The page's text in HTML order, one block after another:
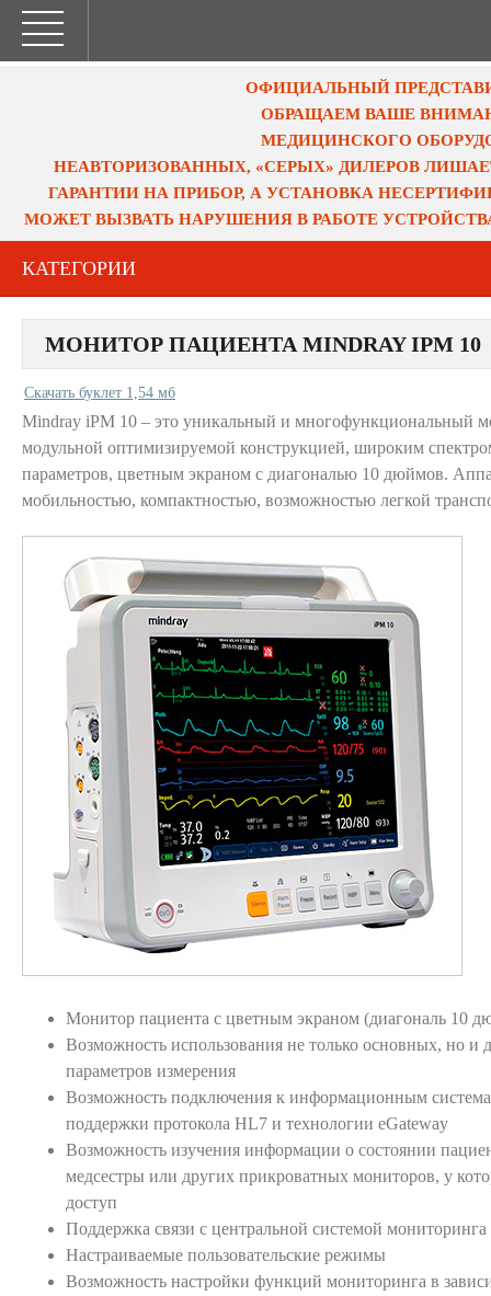
ОФИЦИАЛЬНЫЙ
ОБРАЩАЕМ ВАШЕ
МЕДИЦИНСКОГО
НЕАВТОРИЗОВАННЫХ, «СЕРЫХ» ДИЛЕРОВ
ГАРАНТИИ НА ПРИБОР, А УСТАНОВКА
МОЖЕТ ВЫЗВАТЬ НАРУШЕНИЯ В РАБОТЕ
КАТЕГОРИИ
МОНИТОР ПАЦИЕНТА MINDRAY IPM 10
Скачать буклет 1,54 мб
Mindray iPM 10 – это уникальный и многофункциональный
модульной оптимизируемой конструкцией, широким
параметров, цветным экраном с диагональю 10 дюймов.
мобильностью, компактностью, возможностью легкой
Монитор пациента с цветным экраном (диагональ 10
Возможность использования не только основных, но и
параметров измерения
Возможность подключения к информационным
поддержки протокола HL7 и технологии eGateway
Возможность изучения информации о состоянии
медсестры или других прикроватных мониторов, у
доступ
Поддержка связи с центральной системой мониторинга
Настраиваемые пользовательские режимы
Возможность настройки функций мониторинга в